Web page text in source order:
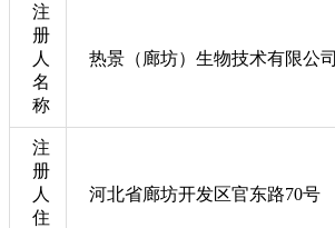
注
册
人
名
称
热景（廊坊）生物技术有限公司
注
册
人
住
河北省廊坊开发区官东路70号